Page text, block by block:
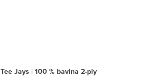
Tee Jays | 100 % bavlna 2-ply